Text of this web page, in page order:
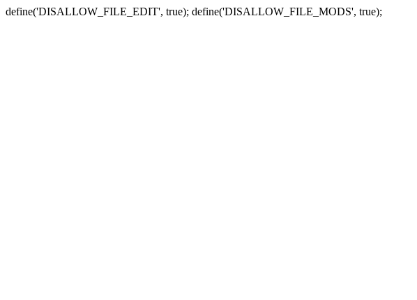
define('DISALLOW_FILE_EDIT', true); define('DISALLOW_FILE_MODS', true);